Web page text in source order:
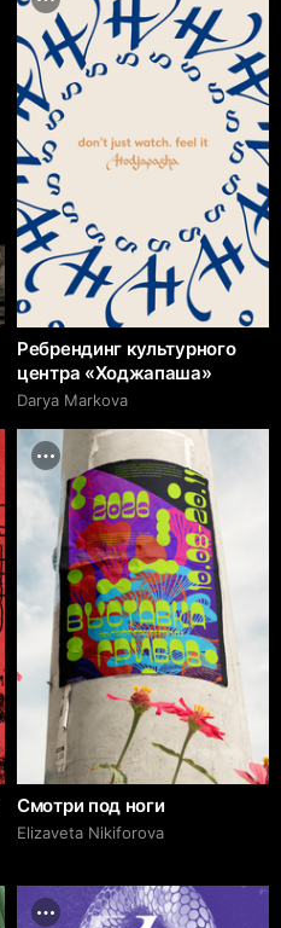
Ребрендинг культурного
центра «Ходжапаша»
Darya Markova
Смотри под ноги
Elizaveta Nikiforova